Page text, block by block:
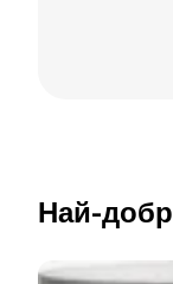
Най-